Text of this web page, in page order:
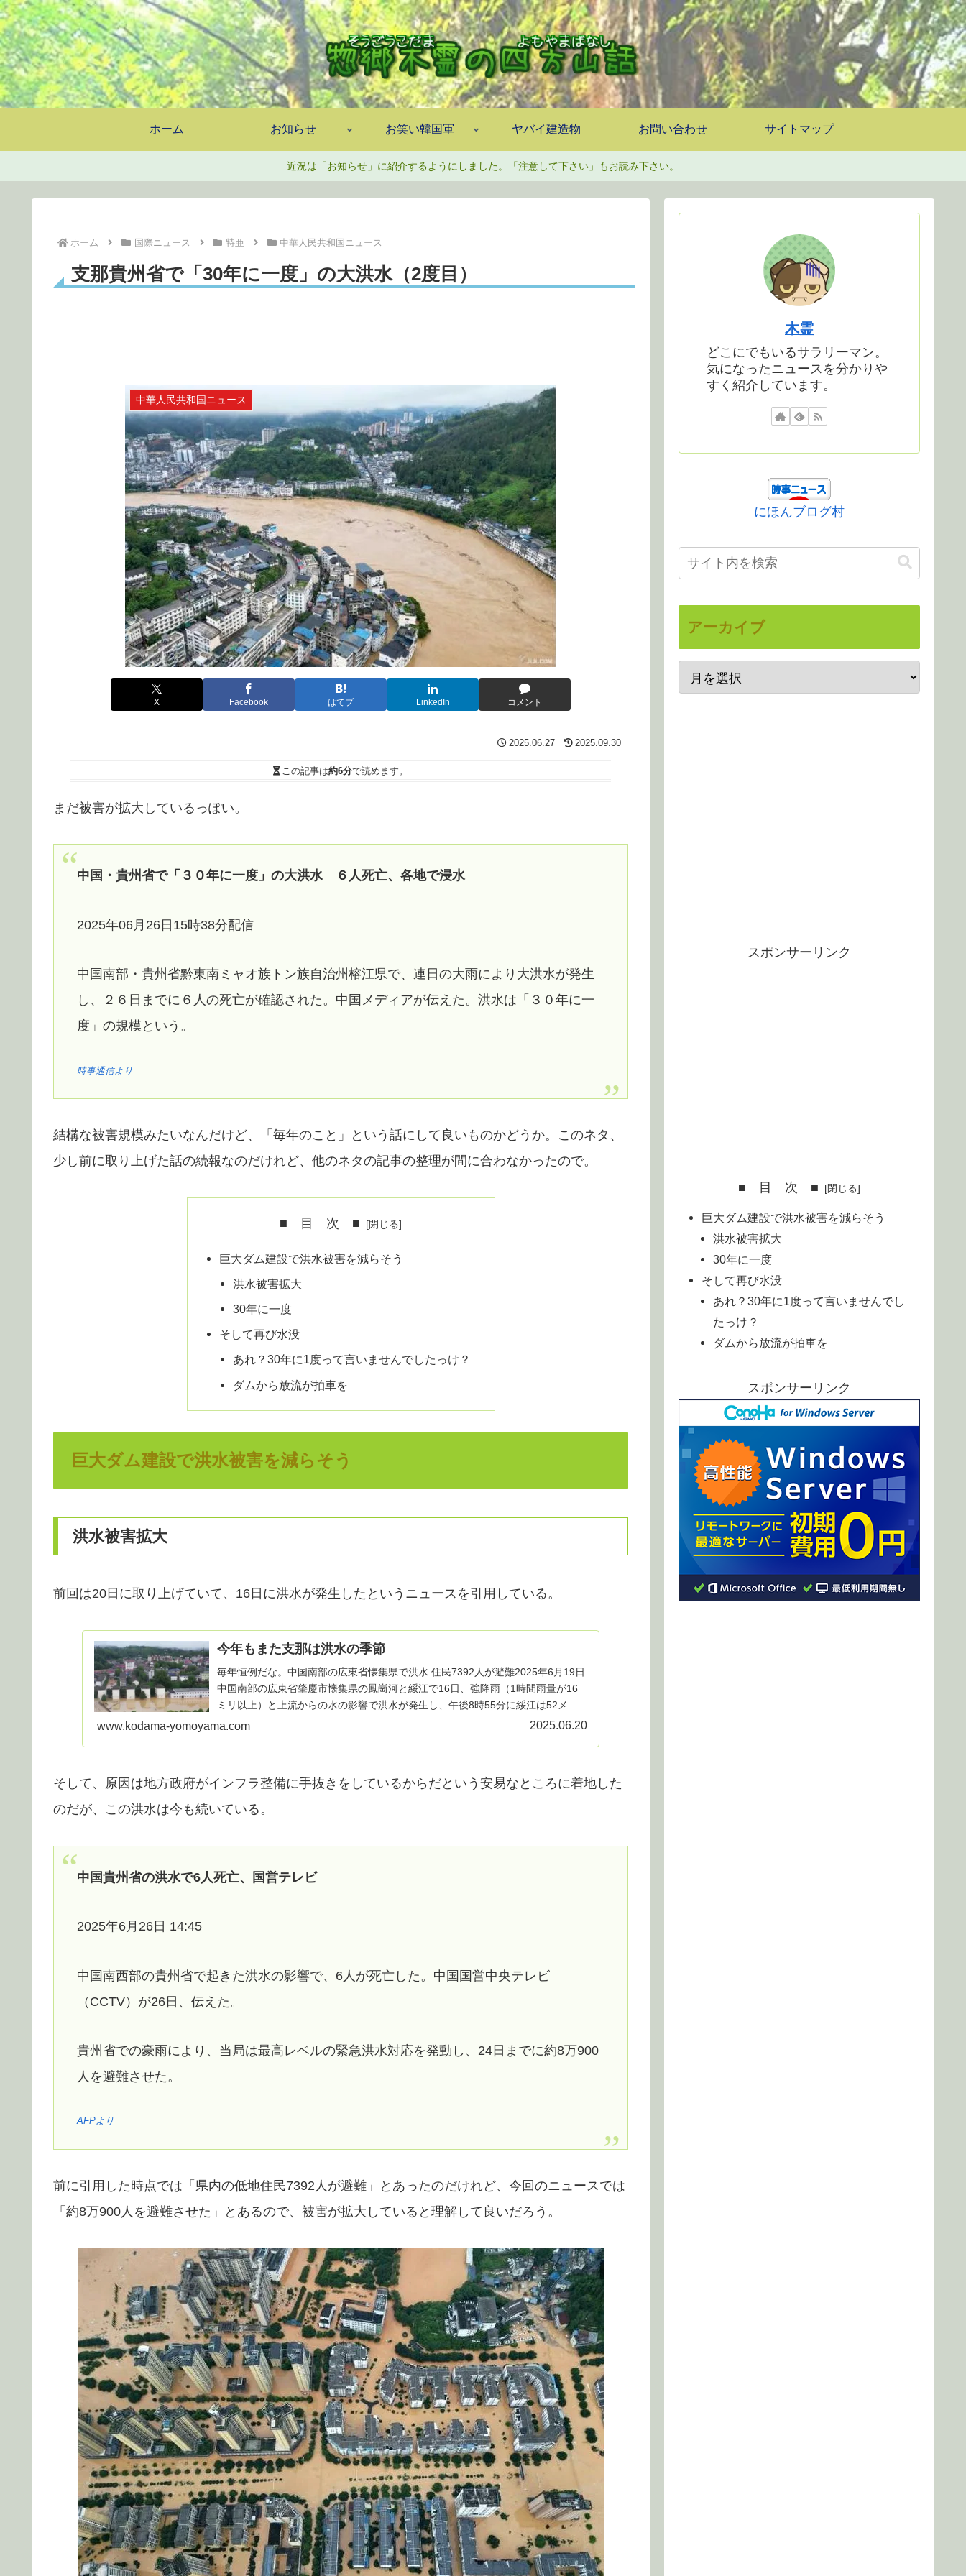
ホーム お知らせ お笑い韓国軍 ヤバイ建造物 お問い合わせ サイトマップ
近況は「お知らせ」に紹介するようにしました。「注意して下さい」もお読み下さい。
ホーム 国際ニュース 特亜 中華人民共和国ニュース
支那貴州省で「30年に一度」の大洪水（2度目）
中華人民共和国ニュース
X Facebook はてブ LinkedIn コメント
2025.06.27 2025.09.30
この記事は約6分で読めます。
まだ被害が拡大しているっぽい。
中国・貴州省で「３０年に一度」の大洪水 ６人死亡、各地で浸水
2025年06月26日15時38分配信
中国南部・貴州省黔東南ミャオ族トン族自治州榕江県で、連日の大雨により大洪水が発生
し、２６日までに６人の死亡が確認された。中国メディアが伝えた。洪水は「３０年に一
度」の規模という。
時事通信より
結構な被害規模みたいなんだけど、「毎年のこと」という話にして良いものかどうか。このネタ、
少し前に取り上げた話の続報なのだけれど、他のネタの記事の整理が間に合わなかったので。
■ 目 次 ■
巨大ダム建設で洪水被害を減らそう
洪水被害拡大
30年に一度
そして再び水没
あれ？30年に1度って言いませんでしたっけ？
ダムから放流が拍車を
巨大ダム建設で洪水被害を減らそう
洪水被害拡大
前回は20日に取り上げていて、16日に洪水が発生したというニュースを引用している。
今年もまた支那は洪水の季節
毎年恒例だな。中国南部の広東省懐集県で洪水 住民7392人が避難2025年6月19日
中国南部の広東省肇慶市懐集県の鳳崗河と綏江で16日、強降雨（1時間雨量が16
ミリ以上）と上流からの水の影響で洪水が発生し、午後8時55分に綏江は52メー
トル...
www.kodama-yomoyama.com 2025.06.20
そして、原因は地方政府がインフラ整備に手抜きをしているからだという安易なところに着地した
のだが、この洪水は今も続いている。
中国貴州省の洪水で6人死亡、国営テレビ
2025年6月26日 14:45
中国南西部の貴州省で起きた洪水の影響で、6人が死亡した。中国国営中央テレビ
（CCTV）が26日、伝えた。
貴州省での豪雨により、当局は最高レベルの緊急洪水対応を発動し、24日までに約8万900
人を避難させた。
AFPより
前に引用した時点では「県内の低地住民7392人が避難」とあったのだけれど、今回のニュースでは
「約8万900人を避難させた」とあるので、被害が拡大していると理解して良いだろう。
木霊
どこにでもいるサラリーマン。
気になったニュースを分かりや
すく紹介しています。
にほんブログ村
アーカイブ
スポンサーリンク
■ 目 次 ■
巨大ダム建設で洪水被害を減らそう
洪水被害拡大
30年に一度
そして再び水没
あれ？30年に1度って言いませんでし
たっけ？
ダムから放流が拍車を
スポンサーリンク